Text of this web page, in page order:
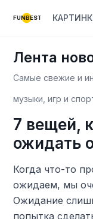
FUNBEST
Лента
Самые свежие и
музыки, игр и
7 вещей,
ожидать
Когда что-то
ожидаем, мы
Ожидание
попытка